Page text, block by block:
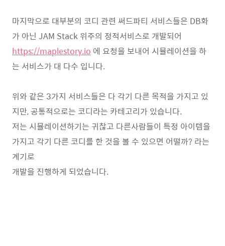
마지막으로 대부분의 코디 관련 써드파티 서비스들은 DB화
가 아닌 JAM Stack 위주의 정적서비스로 개발되어
https://maplestory.io 에 요청을 보내어 시뮬레이션을 하
는 서비스가 대 다수 입니다.
위와 같은 3가지 서비스들은 다 각기 다른 목적을 가지고 있
지만, 공통적으로는 코디라는 카테고리가 있습니다.
저는 시뮬레이션하기는 귀찮고 다른사람들이 특정 아이템을
가지고 각기 다른 코디를 한 것을 볼 수 있으면 어떨까? 라는
계기로
개발을 진행하게 되었습니다.